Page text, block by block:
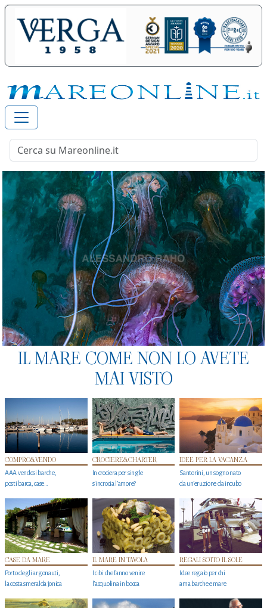
IL MARE COME NON LO AVETE
MAI VISTO
COMPRO&VENDO
AAA vendesi barche,
posti barca, case…
CROCIERE&CHARTER
In crociera per single
s'incrocia l’amore?
IDEE PER LA VACANZA
Santorini, un sogno nato
da un’eruzione da incubo
CASE DA MARE
Porto degli argonauti,
la costa smeralda jonica
IL MARE IN TAVOLA
I cibi che fanno venire
l’acquolina in bocca
REGALI SOTTO IL SOLE
Idee regalo per chi
ama barche e mare